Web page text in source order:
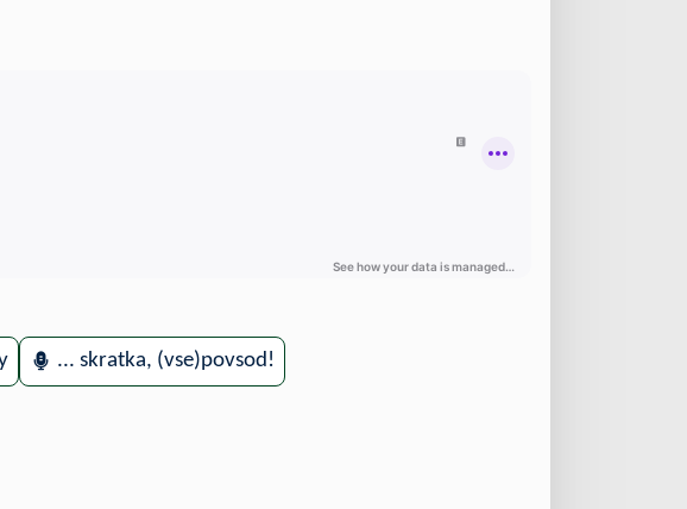
... skratka, (vse)povsod!